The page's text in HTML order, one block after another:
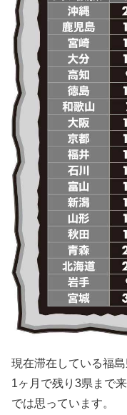
現在滞在している福
1ヶ月で残り3県まで
では思っています。